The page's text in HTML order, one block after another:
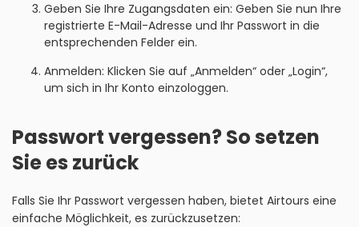
Geben Sie Ihre Zugangsdaten ein: Geben Sie nun Ihre
registrierte E-Mail-Adresse und Ihr Passwort in die
entsprechenden Felder ein.
Anmelden: Klicken Sie auf „Anmelden“ oder „Login“,
um sich in Ihr Konto einzologgen.
Passwort vergessen? So setzen
Sie es zurück
Falls Sie Ihr Passwort vergessen haben, bietet Airtours eine
einfache Möglichkeit, es zurückzusetzen: